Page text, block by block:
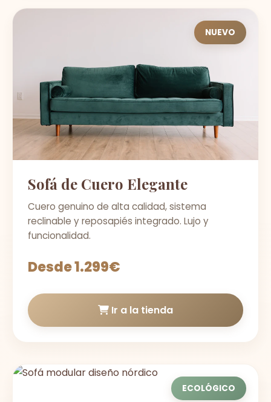
NUEVO
Sofá de Cuero Elegante
Cuero genuino de alta calidad, sistema
reclinable y reposapiés integrado. Lujo y
funcionalidad.
Desde 1.299€
Ir a la tienda
ECOLÓGICO